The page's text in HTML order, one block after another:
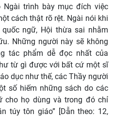
Ngài trình bày mục đích việc
cách thật rõ rệt. Ngài nói khi
ngữ, Hội thừa sai nhằm
Những người này sẽ không
tác phẩm dễ đọc nhất của
từ gì được với bất cứ một sĩ
dục như thế, các Thầy người
số hiếm những sách do các
cho họ dùng và trong đó chỉ
túy tôn giáo” [Dẫn theo: 12,